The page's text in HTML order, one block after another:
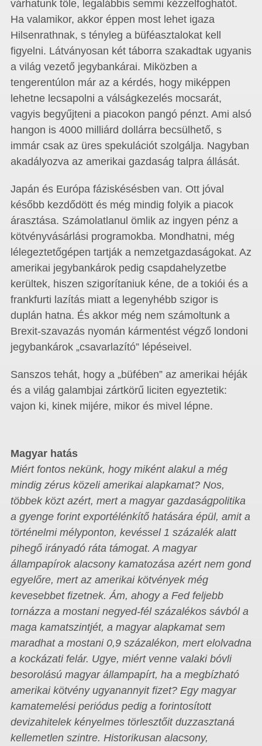
várhatunk tőle, legalábbis semmi kézzelfoghatót.
Ha valamikor, akkor éppen most lehet igaza
Hilsenrathnak, s tényleg a büféasztalokat kell
figyelni. Látványosan két táborra szakadtak ugyanis
a világ vezető jegybankárai. Miközben a
tengerentúlon már az a kérdés, hogy miképpen
lehetne lecsapolni a válságkezelés mocsarát,
vagyis begyűjteni a piacokon pangó pénzt. Ami alsó
hangon is 4000 milliárd dollárra becsülhető, s
immár csak az üres spekulációt szolgálja. Nagyban
akadályozva az amerikai gazdaság talpra állását.
Japán és Európa fáziskésésben van. Ott jóval
később kezdődött és még mindig folyik a piacok
árasztása. Számolatlanul ömlik az ingyen pénz a
kötvényvásárlási programokba. Mondhatni, még
lélegeztetőgépen tartják a nemzetgazdaságokat. Az
amerikai jegybankárok pedig csapdahelyzetbe
kerültek, hiszen szigorítaniuk kéne, de a tokiói és a
frankfurti lazítás miatt a legenyhébb szigor is
duplán hatna. És akkor még nem számoltunk a
Brexit-szavazás nyomán kármentést végző londoni
jegybankárok „csavarlazító” lépéseivel.
Sanszos tehát, hogy a „büfében” az amerikai héják
és a világ galambjai zártkörű liciten egyeztetik:
vajon ki, kinek mijére, mikor és mivel lépne.
Magyar hatás
Miért fontos nekünk, hogy miként alakul a még
mindig zérus közeli amerikai alapkamat? Nos,
többek közt azért, mert a magyar gazdaságpolitika
a gyenge forint exportélénkítő hatására épül, amit a
történelmi mélyponton, kevéssel 1 százalék alatt
pihegő irányadó ráta támogat. A magyar
állampapírok alacsony kamatozása azért nem gond
egyelőre, mert az amerikai kötvények még
kevesebbet fizetnek. Ám, ahogy a Fed feljebb
tornázza a mostani negyed-fél százalékos sávból a
maga kamatszintjét, a magyar alapkamat sem
maradhat a mostani 0,9 százalékon, mert elolvadna
a kockázati felár. Ugye, miért venne valaki bóvli
besorolású magyar állampapírt, ha a megbízható
amerikai kötvény ugyanannyit fizet? Egy magyar
kamatemelési periódus pedig a forintosított
devizahitelek kényelmes törlesztőit duzzasztaná
kellemetlen szintre. Historikusan alacsony,